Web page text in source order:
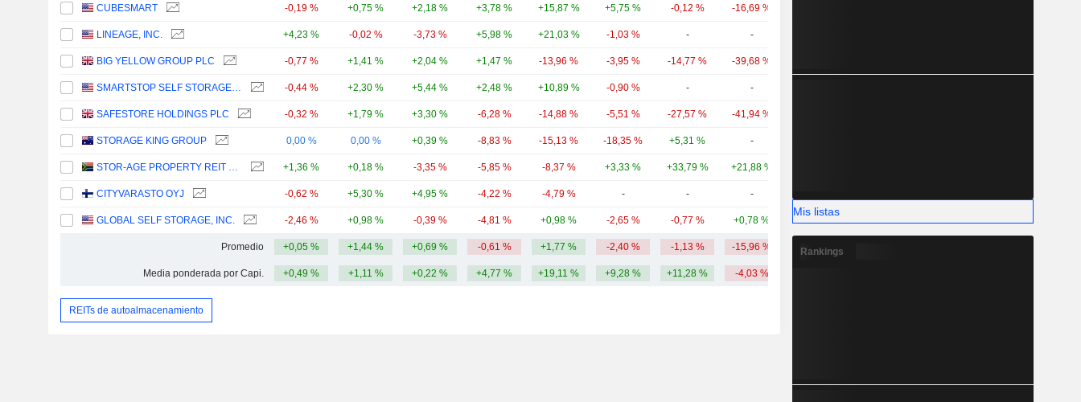
CUBESMART -0,19 % +0,75 % +2,18 % +3,78 % +15,87 % +5,75 % -0,12 % -16,69 %
LINEAGE, INC. +4,23 % -0,02 % -3,73 % +5,98 % +21,03 % -1,03 % - -
BIG YELLOW GROUP PLC -0,77 % +1,41 % +2,04 % +1,47 % -13,96 % -3,95 % -14,77 % -39,68 %
SMARTSTOP SELF STORAGE REIT, INC. -0,44 % +2,30 % +5,44 % +2,48 % +10,89 % -0,90 % - -
SAFESTORE HOLDINGS PLC -0,32 % +1,79 % +3,30 % -6,28 % -14,88 % -5,51 % -27,57 % -41,94 %
STORAGE KING GROUP 0,00 % 0,00 % +0,39 % -8,83 % -15,13 % -18,35 % +5,31 % -
STOR-AGE PROPERTY REIT LIMITED +1,36 % +0,18 % -3,35 % -5,85 % -8,37 % +3,33 % +33,79 % +21,88 %
CITYVARASTO OYJ -0,62 % +5,30 % +4,95 % -4,22 % -4,79 % - - -
GLOBAL SELF STORAGE, INC. -2,46 % +0,98 % -0,39 % -4,81 % +0,98 % -2,65 % -0,77 % +0,78 % -8,20 % 58,82 M
Promedio +0,05 % +1,44 % +0,69 % -0,61 % +1,77 % -2,40 % -1,13 % -15,96 % +45,81 %
Media ponderada por Capi. +0,49 % +1,11 % +0,22 % +4,77 % +19,11 % +9,28 % +11,28 % -4,03 %
REITs de autoalmacenamiento
Mis listas
Rankings